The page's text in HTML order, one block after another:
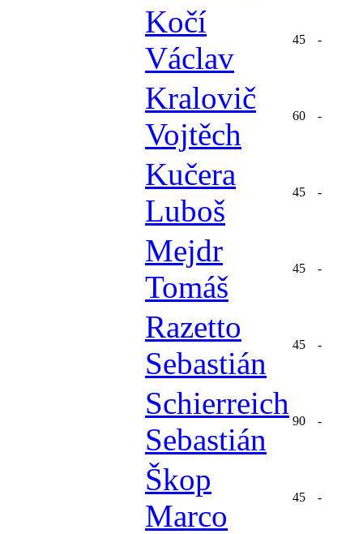
Kočí
Václav
45 -
Kralovič
Vojtěch
60 -
Kučera
Luboš
45 -
Mejdr
Tomáš
45 -
Razetto
Sebastián
45 -
Schierreich
Sebastián
90 -
Škop
Marco
45 -